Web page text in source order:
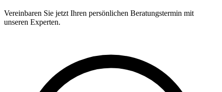
Vereinbaren Sie jetzt Ihren persönlichen Beratungstermin mit
unseren Experten.